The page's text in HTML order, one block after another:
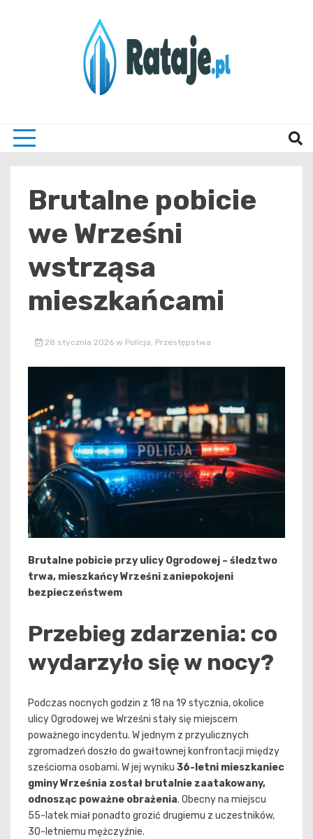
Brutalne pobicie
we Wrześni
wstrząsa
mieszkańcami
28 stycznia 2026 w Policja, Przestępstwa
Brutalne pobicie przy ulicy Ogrodowej – śledztwo
trwa, mieszkańcy Wrześni zaniepokojeni
bezpieczeństwem
Przebieg zdarzenia: co
wydarzyło się w nocy?
Podczas nocnych godzin z 18 na 19 stycznia, okolice
ulicy Ogrodowej we Wrześni stały się miejscem
poważnego incydentu. W jednym z przyulicznych
zgromadzeń doszło do gwałtownej konfrontacji między
sześcioma osobami. W jej wyniku 36-letni mieszkaniec
gminy Września został brutalnie zaatakowany,
odnosząc poważne obrażenia. Obecny na miejscu
55-latek miał ponadto grozić drugiemu z uczestników,
30-letniemu mężczyźnie.